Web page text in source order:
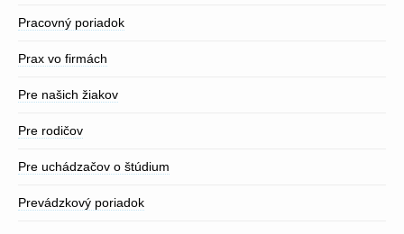
Pracovný poriadok
Prax vo firmách
Pre našich žiakov
Pre rodičov
Pre uchádzačov o štúdium
Prevádzkový poriadok